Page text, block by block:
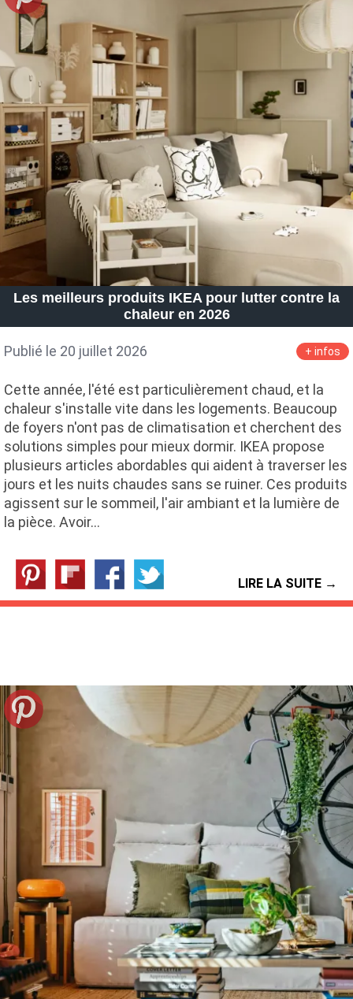
Les meilleurs produits IKEA pour lutter contre la
chaleur en 2026
Publié le 20 juillet 2026 + infos
Cette année, l'été est particulièrement chaud, et la
chaleur s'installe vite dans les logements. Beaucoup
de foyers n'ont pas de climatisation et cherchent des
solutions simples pour mieux dormir. IKEA propose
plusieurs articles abordables qui aident à traverser les
jours et les nuits chaudes sans se ruiner. Ces produits
agissent sur le sommeil, l'air ambiant et la lumière de
la pièce. Avoir…
LIRE LA SUITE →